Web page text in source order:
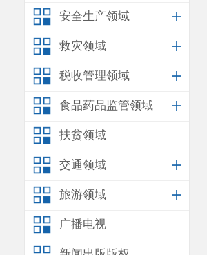
安全生产领域
救灾领域
税收管理领域
食品药品监管领域
扶贫领域
交通领域
旅游领域
广播电视